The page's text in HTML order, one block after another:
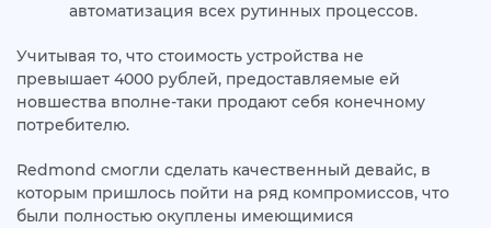
автоматизация всех рутинных процессов.
Учитывая то, что стоимость устройства не
превышает 4000 рублей, предоставляемые ей
новшества вполне-таки продают себя конечному
потребителю.
Redmond смогли сделать качественный девайс, в
которым пришлось пойти на ряд компромиссов, что
были полностью окуплены имеющимися